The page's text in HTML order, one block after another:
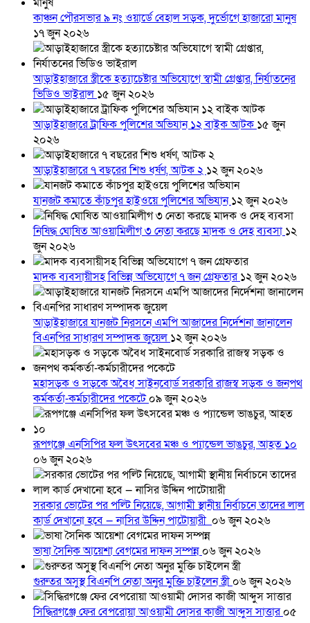
কাঞ্চন পৌরসভার ৯ নং ওয়ার্ডে বেহাল সড়ক, দুর্ভোগে হাজারো মানুষ
১৭ জুন ২০২৬
আড়াইহাজারে স্ত্রীকে হত্যাচেষ্টার অভিযোগে স্বামী গ্রেপ্তার, নির্যাতনের
ভিডিও ভাইরাল ১৫ জুন ২০২৬
আড়াইহাজারে ট্রাফিক পুলিশের অভিযান ১২ বাইক আটক ১৫ জুন
২০২৬
আড়াইহাজারে ৭ বছরের শিশু ধর্ষণ, আটক ২ ১২ জুন ২০২৬
যানজট কমাতে কাঁচপুর হাইওয়ে পুলিশের অভিযান১২ জুন ২০২৬
নিষিদ্ধ ঘোষিত আওয়ামিলীগ ৩ নেতা করছে মাদক ও দেহ ব্যবসা ১২
জুন ২০২৬
মাদক ব্যবসায়ীসহ বিভিন্ন অভিযোগে ৭ জন গ্রেফতার১২ জুন ২০২৬
আড়াইহাজারে যানজট নিরসনে এমপি আজাদের নির্দেশনা জানালেন
বিএনপির সাধারণ সম্পাদক জুয়েল ১২ জুন ২০২৬
মহাসড়ক ও সড়কে অবৈধ সাইনবোর্ড সরকারি রাজস্ব সড়ক ও জনপথ
কর্মকর্তা-কর্মচারীদের পকেটে০৯ জুন ২০২৬
রূপগঞ্জে এনসিপির ফল উৎসবের মঞ্চ ও প্যান্ডেল ভাঙচুর, আহত ১০
০৬ জুন ২০২৬
সরকার ভোটের পর পল্টি নিয়েছে, আগামী স্থানীয় নির্বাচনে তাদের লাল
কার্ড দেখানো হবে — নাসির উদ্দিন পাটোয়ারী ০৬ জুন ২০২৬
ভাষা সৈনিক আয়েশা বেগমের দাফন সম্পন্ন ০৬ জুন ২০২৬
গুরুতর অসুস্থ বিএনপি নেতা অনুর মুক্তি চাইলেন স্ত্রী০৬ জুন ২০২৬
সিদ্ধিরগঞ্জে ফের বেপরোয়া আওয়ামী দোসর কাজী আব্দুস সাত্তার০৫